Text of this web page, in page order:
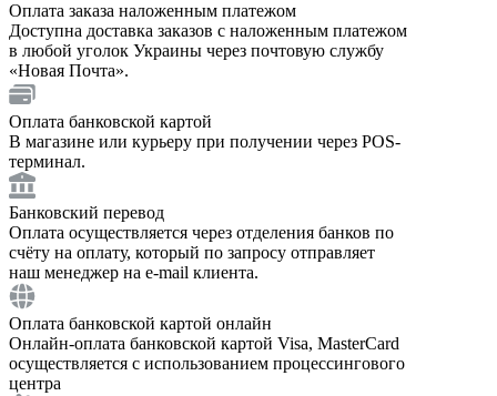
Оплата заказа наложенным платежом
Доступна доставка заказов с наложенным платежом
в любой уголок Украины через почтовую службу
«Новая Почта».
Оплата банковской картой
В магазине или курьеру при получении через POS-
терминал.
Банковский перевод
Оплата осуществляется через отделения банков по
счёту на оплату, который по запросу отправляет
наш менеджер на e-mail клиента.
Оплата банковской картой онлайн
Онлайн-оплата банковской картой Visa, MasterCard
осуществляется с использованием процессингового
центра